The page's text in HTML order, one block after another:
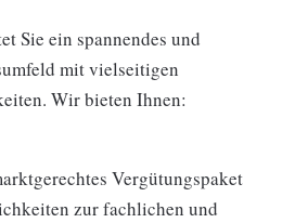
Sie ein spannendes und
mit vielseitigen
Wir bieten Ihnen:
Vergütungspaket
zur fachlichen und